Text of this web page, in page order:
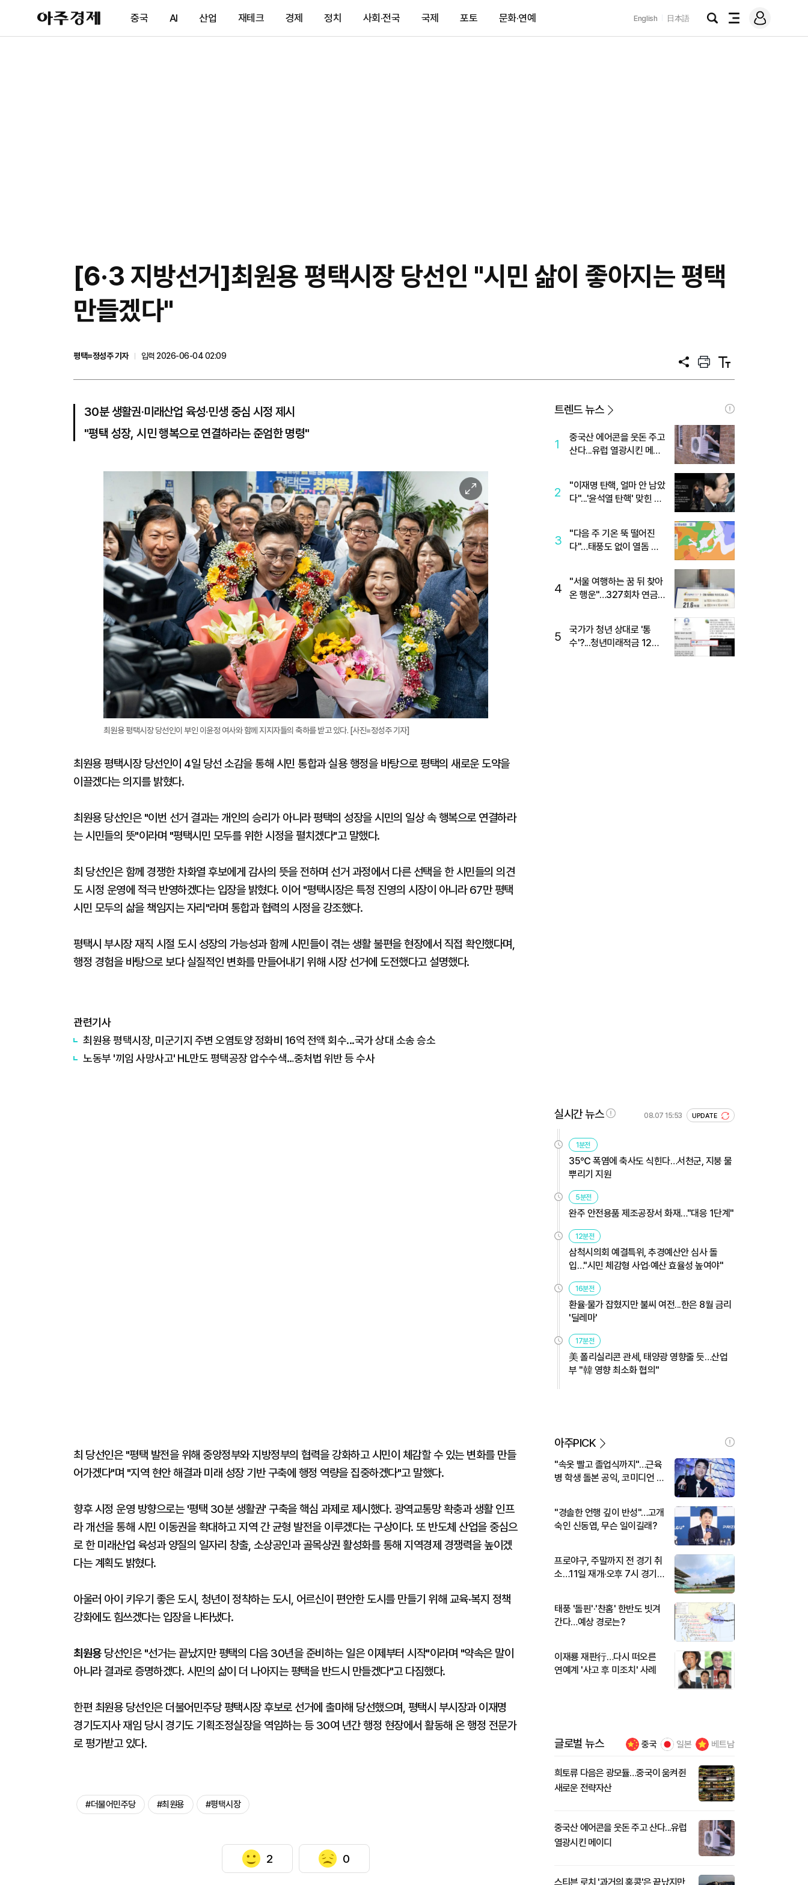
아
주
제
중국 AI 산업 재테크 경제 정치 사회·전국 국제 포토 문화·연예 English 日本語
검
전
메
그
[6·3 지방선거]최원용 평택시장 당선인 "시민 삶이 좋아지는 평택
만들겠다"
평택=정성주 기자
입력 2026-06-04 02:09
공
프
트
텍
트
30분 생활권·미래산업 육성·민생 중심 시정 제시
"평택 성장, 시민 행복으로 연결하라는 준엄한 명령"
이
미
지
확
대
최원용 평택시장 당선인이 부인 이윤정 여사와 함께 지지자들의 축하를 받고 있다. [사진=정성주 기자]
최원용 평택시장 당선인이 4일 당선 소감을 통해 시민 통합과 실용 행정을 바탕으로 평택의 새로운 도약을
이끌겠다는 의지를 밝혔다.
최원용 당선인은 "이번 선거 결과는 개인의 승리가 아니라 평택의 성장을 시민의 일상 속 행복으로 연결하라
는 시민들의 뜻"이라며 "평택시민 모두를 위한 시정을 펼치겠다"고 말했다.
최 당선인은 함께 경쟁한 차화열 후보에게 감사의 뜻을 전하며 선거 과정에서 다른 선택을 한 시민들의 의견
도 시정 운영에 적극 반영하겠다는 입장을 밝혔다. 이어 "평택시장은 특정 진영의 시장이 아니라 67만 평택
시민 모두의 삶을 책임지는 자리"라며 통합과 협력의 시정을 강조했다.
평택시 부시장 재직 시절 도시 성장의 가능성과 함께 시민들이 겪는 생활 불편을 현장에서 직접 확인했다며,
행정 경험을 바탕으로 보다 실질적인 변화를 만들어내기 위해 시장 선거에 도전했다고 설명했다.
관련기사
최원용 평택시장, 미군기지 주변 오염토양 정화비 16억 전액 회수...국가 상대 소송 승소
노동부 '끼임 사망사고' HL만도 평택공장 압수수색…중처법 위반 등 수사
최 당선인은 "평택 발전을 위해 중앙정부와 지방정부의 협력을 강화하고 시민이 체감할 수 있는 변화를 만들
어가겠다"며 "지역 현안 해결과 미래 성장 기반 구축에 행정 역량을 집중하겠다"고 말했다.
향후 시정 운영 방향으로는 '평택 30분 생활권' 구축을 핵심 과제로 제시했다. 광역교통망 확충과 생활 인프
라 개선을 통해 시민 이동권을 확대하고 지역 간 균형 발전을 이루겠다는 구상이다. 또 반도체 산업을 중심으
로 한 미래산업 육성과 양질의 일자리 창출, 소상공인과 골목상권 활성화를 통해 지역경제 경쟁력을 높이겠
다는 계획도 밝혔다.
아울러 아이 키우기 좋은 도시, 청년이 정착하는 도시, 어르신이 편안한 도시를 만들기 위해 교육·복지 정책
강화에도 힘쓰겠다는 입장을 나타냈다.
최원용당선인은 "선거는 끝났지만 평택의 다음 30년을 준비하는 일은 이제부터 시작"이라며 "약속은 말이
아니라 결과로 증명하겠다. 시민의 삶이 더 나아지는 평택을 반드시 만들겠다"고 다짐했다.
한편 최원용 당선인은 더불어민주당 평택시장 후보로 선거에 출마해 당선했으며, 평택시 부시장과 이재명
경기도지사 재임 당시 경기도 기획조정실장을 역임하는 등 30여 년간 행정 현장에서 활동해 온 행정 전문가
로 평가받고 있다.
#더불어민주당 #최원용 #평택시장
2 0
트렌드 뉴스
1
중국산 에어콘을 웃돈 주고
산다...유럽 열광시킨 메이
2
"이재명 탄핵, 얼마 안 남았
다"...'윤석열 탄핵' 맞힌 무
3
"다음 주 기온 뚝 떨어진
다"…태풍도 없이 열돔 박
4
"서울 여행하는 꿈 뒤 찾아
온 행운"…327회차 연금
5
국가가 청년 상대로 '통
수'?...청년미래적금 12%
실시간 뉴스 08.07 15:53 UPDATE
1분전
35℃ 폭염에 축사도 식힌다…서천군, 지붕 물
뿌리기 지원
5분전
완주 안전용품 제조공장서 화재…"대응 1단계"
12분전
삼척시의회 예결특위, 추경예산안 심사 돌
입…"시민 체감형 사업·예산 효율성 높여야"
16분전
환율·물가 잡혔지만 불씨 여전...한은 8월 금리
'딜레마'
17분전
美 폴리실리콘 관세, 태양광 영향줄 듯…산업
부 "韓 영향 최소화 협의"
아주PICK
"속옷 빨고 졸업식까지"…근육
병 학생 돌본 공익, 코미디언 김
"경솔한 언행 깊이 반성"…고개
숙인 신동엽, 무슨 일이길래?
프로야구, 주말까지 전 경기 취
소…11일 재개·오후 7시 경기
태풍 '돌핀'·'찬홈' 한반도 빗겨
간다…예상 경로는?
이재룡 재판行…다시 떠오른
연예계 '사고 후 미조치' 사례
글로벌 뉴스 중국 일본 베트남
희토류 다음은 광모듈…중국이 움켜쥔
새로운 전략자산
중국산 에어콘을 웃돈 주고 산다...유럽
열광시킨 메이디
스티븐 로치 '과거의 홍콩'은 끝났지만